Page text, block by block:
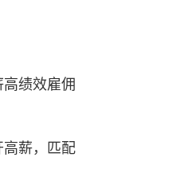
绩效雇佣
薪，匹配